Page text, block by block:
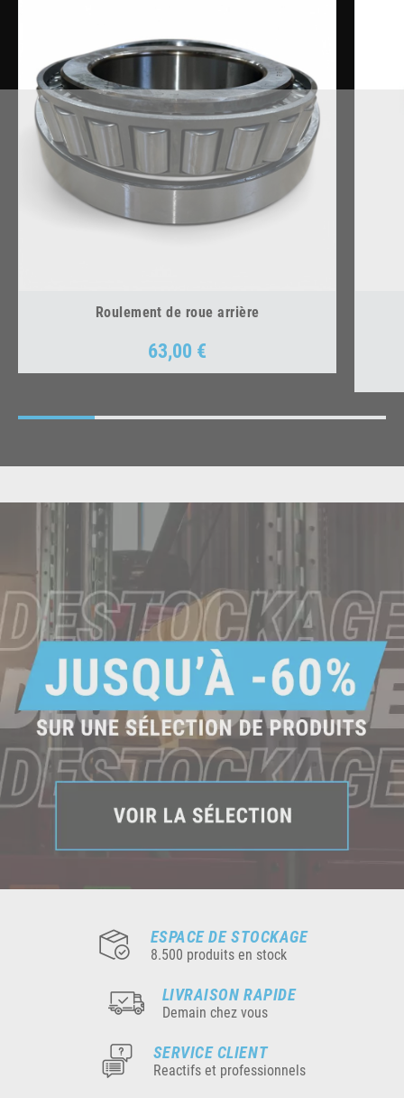
Roulement de roue arrière
Prix
63,00 €
ESPACE DE STOCKAGE
8.500 produits en stock
LIVRAISON RAPIDE
Demain chez vous
SERVICE CLIENT
Reactifs et professionnels